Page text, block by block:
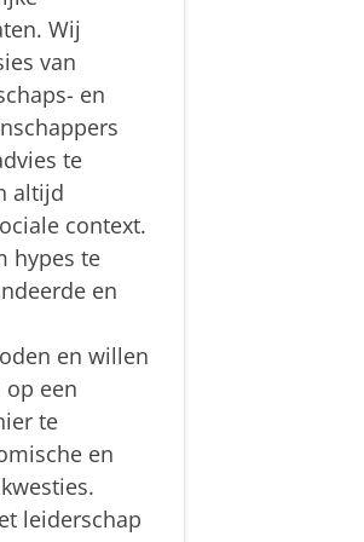
Wij
van
en
te
altijd
context.
hypes te
en
en willen
een
te
en
leiderschap